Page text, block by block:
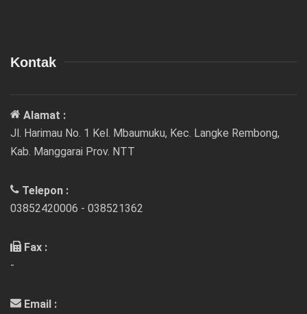
Kontak
Alamat :
Jl. Harimau No. 1 Kel. Mbaumuku, Kec. Langke Rembong,
Kab. Manggarai Prov. NTT
Telepon :
03852420006 - 038521362
Fax :
-
Email :